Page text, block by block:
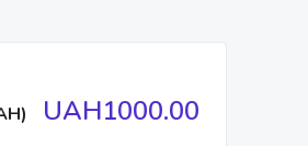
UAH1000.00